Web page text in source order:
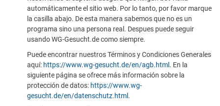
automáticamente el sitio web. Por lo tanto, por favor marque
la casilla abajo. De esta manera sabemos que no es un
programa sino una persona real. Despues puede seguir
usando WG-Gesucht.de como siempre.
Puede encontrar nuestros Términos y Condiciones Generales
aquí: https://www.wg-gesucht.de/en/agb.html . En la
siguiente página se ofrece más información sobre la
protección de datos: https://www.wg-
gesucht.de/en/datenschutz.html .